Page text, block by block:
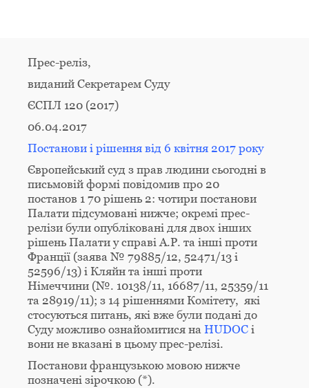
Прес-реліз,
виданий Секретарем Суду
ЄСПЛ 120 (2017)
06.04.2017
Постанови і рішення від 6 квітня 2017 року
Європейський суд з прав людини сьогодні в
письмовій формі повідомив про 20
постанов 1 70 рішень 2: чотири постанови
Палати підсумовані нижче; окремі прес-
релізи були опубліковані для двох інших
рішень Палати у справіA.P. та інші проти
Франції (заява № 79885/12, 52471/13 і
52596/13) і Кляйн та інші проти
Німеччини (№. 10138/11, 16687/11, 25359/11
та 28919/11); з 14 рішеннями Комітету, які
стосуються питань, які вже були подані до
Суду можливо ознайомитися на HUDOC і
вони не вказані в цьому прес-релізі.
Постанови французькою мовою нижче
позначені зірочкою (*).